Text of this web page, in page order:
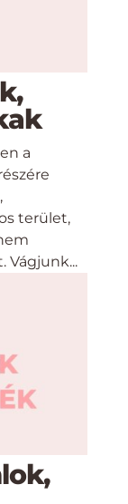
a
terület,
Vágjunk...